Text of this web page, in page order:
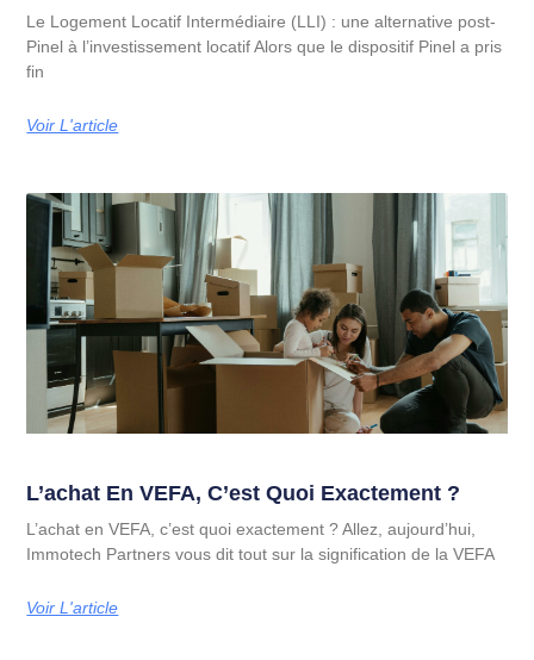
Le Logement Locatif Intermédiaire (LLI) : une alternative post-
Pinel à l’investissement locatif Alors que le dispositif Pinel a pris
fin
Voir L'article
L’achat En VEFA, C’est Quoi Exactement ?
L’achat en VEFA, c’est quoi exactement ? Allez, aujourd’hui,
Immotech Partners vous dit tout sur la signification de la VEFA
Voir L'article